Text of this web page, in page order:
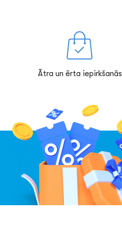
Ātra un ērta iepirkšanās